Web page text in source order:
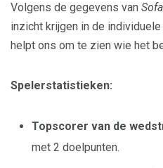
Volgens de gegevens van
inzicht krijgen in de
helpt ons om te zien wie het
Spelerstatistieken:
Topscorer van de
met 2 doelpunten.